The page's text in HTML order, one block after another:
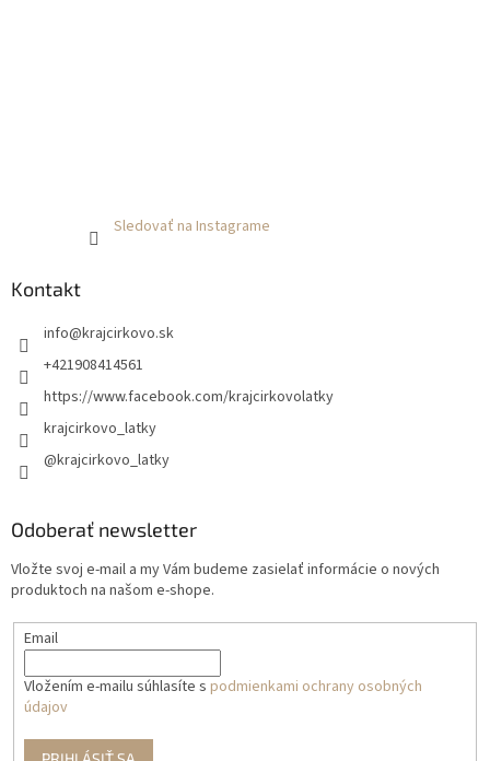
Sledovať na Instagrame
Kontakt
info@krajcirkovo.sk
+421908414561
https://www.facebook.com/krajcirkovolatky
krajcirkovo_latky
@krajcirkovo_latky
Odoberať newsletter
Vložte svoj e-mail a my Vám budeme zasielať informácie o nových
produktoch na našom e-shope.
Email
Vložením e-mailu súhlasíte s podmienkami ochrany osobných
údajov